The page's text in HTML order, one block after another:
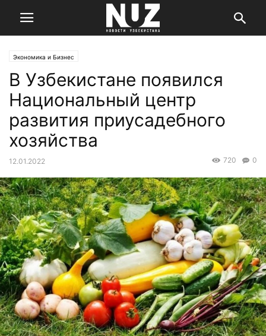
Экономика и Бизнес
В Узбекистане появился
Национальный центр
развития приусадебного
хозяйства
12.01.2022 0
720